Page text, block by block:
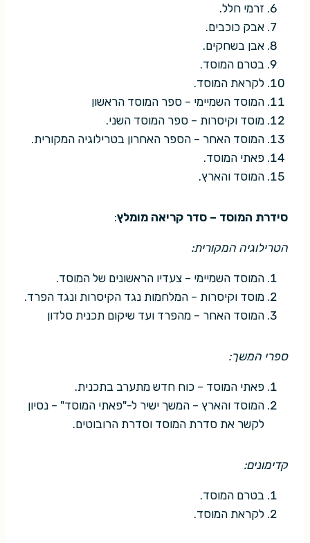
זרמי חלל.
אבק כוכבים.
אבן בשחקים.
בטרם המוסד.
לקראת המוסד.
המוסד השמיימי – ספר המוסד הראשון
מוסד וקיסרות – ספר המוסד השני.
המוסד האחר – הספר האחרון בטרילוגיה המקורית.
פאתי המוסד.
המוסד והארץ.
סידרת המוסד – סדר קריאה מומלץ:
הטרילוגיה המקורית:
המוסד השמיימי – צעדיו הראשונים של המוסד.
מוסד וקיסרות – המלחמות נגד הקיסרות ונגד הפרד.
המוסד האחר – מהפרד ועד שיקום תכנית סלדון
ספרי המשך:
פאתי המוסד – כוח חדש מתערב בתכנית.
המוסד והארץ – המשך ישיר ל-"פאתי המוסד" – נסיון
לקשר את סדרת המוסד וסדרת הרובוטים.
קדימונים:
בטרם המוסד.
לקראת המוסד.